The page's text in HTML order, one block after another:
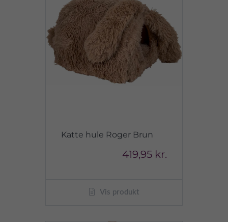
Katte hule Roger Brun
419,95 kr.
Vis produkt